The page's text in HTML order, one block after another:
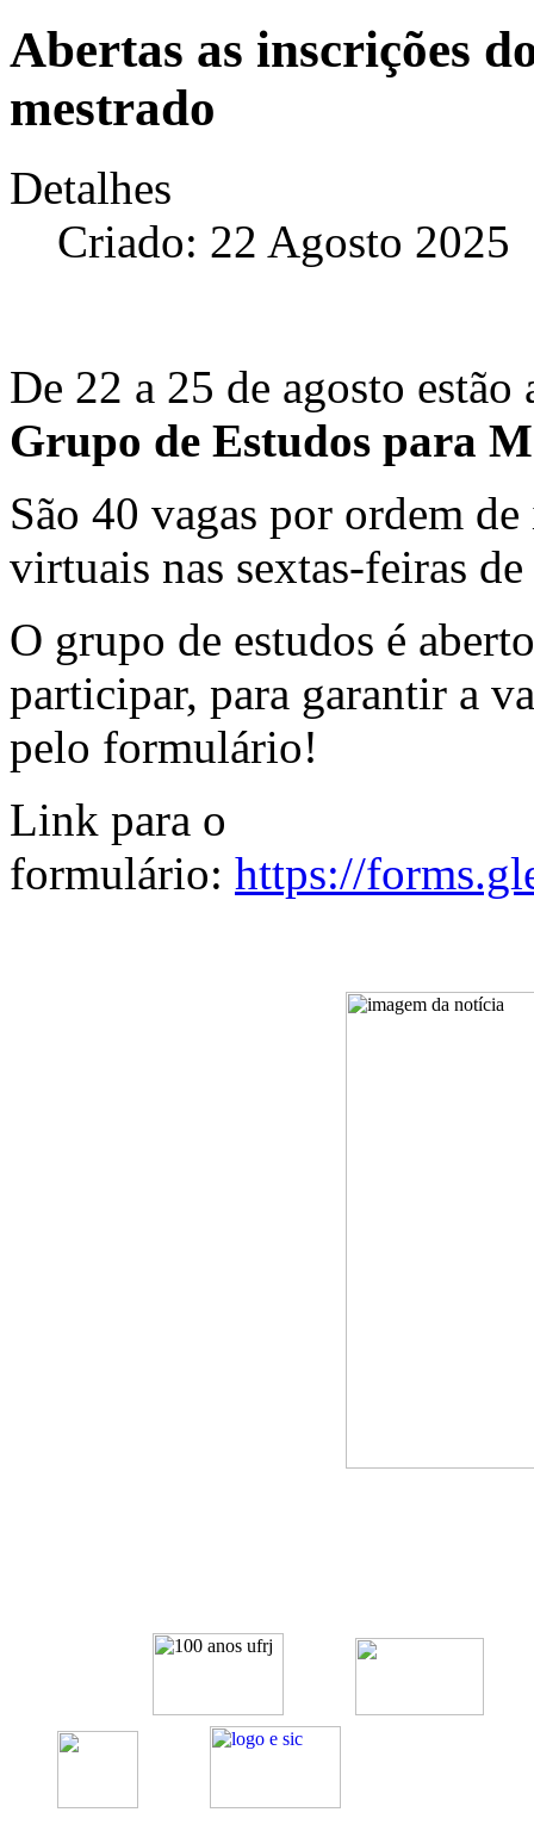
Abertas as inscrições
mestrado
Detalhes
Criado: 22 Agosto 2025
De 22 a 25 de agosto estão
Grupo de Estudos para
São 40 vagas por ordem
virtuais nas sextas-feiras
O grupo de estudos é
participar, para garantir a
pelo formulário!
Link para o
formulário: https://